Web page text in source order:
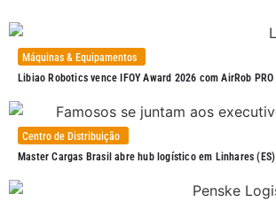
Máquinas & Equipamentos
Libiao Robotics vence IFOY Award 2026 com AirRob PRO
Centro de Distribuição
Master Cargas Brasil abre hub logístico em Linhares (ES)